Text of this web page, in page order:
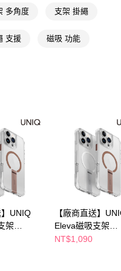
的支付方式。 讓您購物簡單
帳。
完成結帳。
。
為交易完成。
，但若您需要取消訂單，請聯絡
仍視為有效，需透過AFTEE先享
結帳頁面顯示為準，若有關於
問，請聯繫「AFTEE先享後付
support/home
先享後付」服務完成之交
並將交易相關給付款項請求債
多角度 支架 掛繩
支援 磁吸 功能
】UNIQ
架
【廠商直送】
Eleva磁吸支架
殼-16ProMax系
NT$1,090